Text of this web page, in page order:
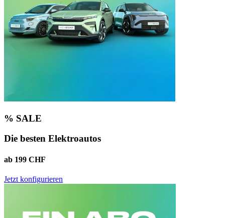
% SALE
Die besten Elektroautos
ab 199 CHF
Jetzt konfigurieren